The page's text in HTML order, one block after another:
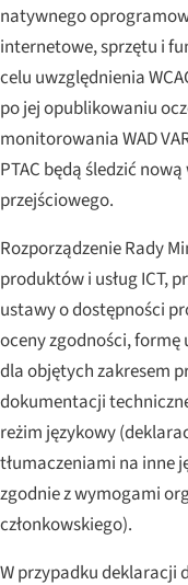
natywnego
internetowe, sprzętu i
celu uwzględnienia
po jej opublikowaniu
monitorowania WAD
PTAC będą śledzić
przejściowego.
Rozporządzenie Rady
produktów i usług ICT,
ustawy o dostępności
oceny zgodności,
dla objętych zakresem
dokumentacji
reżim językowy
tłumaczeniami na inne
zgodnie z wymogami
członkowskiego).
W przypadku